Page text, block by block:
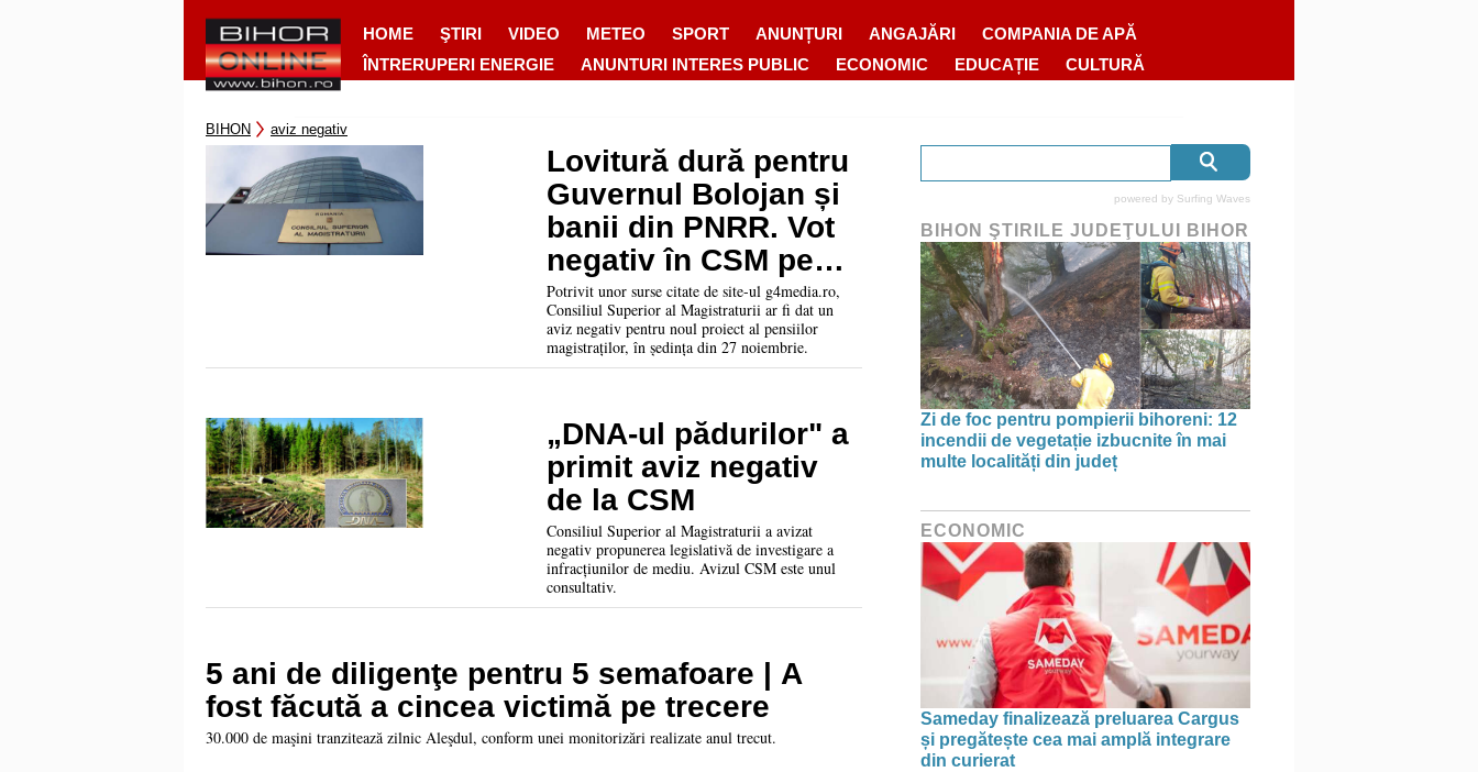
HOME ŞTIRI VIDEO METEO SPORT ANUNȚURI ANGAJĂRI
COMPANIA DE APĂ
ÎNTRERUPERI ENERGIE
ANUNTURI INTERES PUBLIC ECONOMIC EDUCAȚIE CULTURĂ
BIHON aviz negativ
Lovitură dură pentru
Guvernul Bolojan și
banii din PNRR. Vot
negativ în CSM pe
noul proiect al
pensiilor
magistraților
Potrivit unor surse citate de site-ul g4media.ro,
Consiliul Superior al Magistraturii ar fi dat un
aviz negativ pentru noul proiect al pensiilor
magistraților, în ședința din 27 noiembrie.
„DNA-ul pădurilor" a
primit aviz negativ
de la CSM
Consiliul Superior al Magistraturii a avizat
negativ propunerea legislativă de investigare a
infracțiunilor de mediu. Avizul CSM este unul
consultativ.
5 ani de diligenţe pentru 5 semafoare | A
fost făcută a cincea victimă pe trecere
30.000 de maşini tranzitează zilnic Aleşdul, conform unei monitorizări realizate anul trecut.
powered by Surfing Waves
BIHON ŞTIRILE JUDEŢULUI BIHOR
Zi de foc pentru pompierii bihoreni: 12
incendii de vegetație izbucnite în mai
multe localități din județ
ECONOMIC
Sameday finalizează preluarea Cargus
și pregătește cea mai amplă integrare
din curierat